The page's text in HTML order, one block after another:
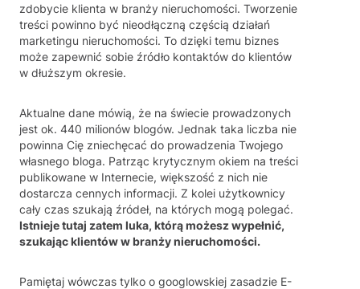
zdobycie klienta w branży nieruchomości. Tworzenie
treści powinno być nieodłączną częścią działań
marketingu nieruchomości. To dzięki temu biznes
może zapewnić sobie źródło kontaktów do klientów
w dłuższym okresie.
Aktualne dane mówią, że na świecie prowadzonych
jest ok. 440 milionów blogów. Jednak taka liczba nie
powinna Cię zniechęcać do prowadzenia Twojego
własnego bloga. Patrząc krytycznym okiem na treści
publikowane w Internecie, większość z nich nie
dostarcza cennych informacji. Z kolei użytkownicy
cały czas szukają źródeł, na których mogą polegać.
Istnieje tutaj zatem luka, którą możesz wypełnić,
szukając klientów w branży nieruchomości.
Pamiętaj wówczas tylko o googlowskiej zasadzie E-